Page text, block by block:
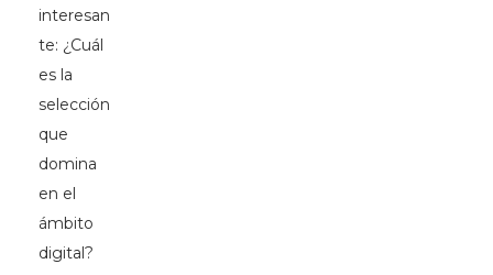
interesan
te: ¿Cuál
es la
selección
que
domina
en el
ámbito
digital?